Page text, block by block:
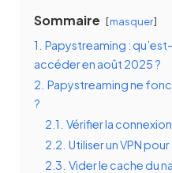
Sommaire masquer
1. Papystreaming :
accéder en août 2025 ?
2. Papystreaming ne
?
2.1. Vérifier la
2.2. Utiliser un VPN
2.3. Vider le cache du